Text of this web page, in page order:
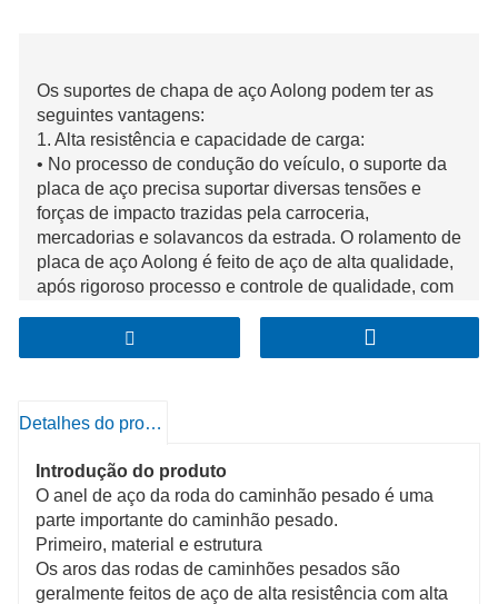
Os suportes de chapa de aço Aolong podem ter as
seguintes vantagens:
1. Alta resistência e capacidade de carga:
• No processo de condução do veículo, o suporte da
placa de aço precisa suportar diversas tensões e
forças de impacto trazidas pela carroceria,
mercadorias e solavancos da estrada. O rolamento de
placa de aço Aolong é feito de aço de alta qualidade,
após rigoroso processo e controle de qualidade, com
veículo, para garantir que no caso de carga pesada
não seja fácil de deformar ou danificar, para garantir o
ou veículos de transporte pesado, este suporte de
importante para garantir o desempenho e a
segurança do veículo.
2. Boa resistência ao desgaste e durabilidade:
3. Tamanho preciso e boa adaptabilidade de
instalação:
Detalhes do produto
Introdução do produto
O anel de aço da roda do caminhão pesado é uma
parte importante do caminhão pesado.
Primeiro, material e estrutura
Os aros das rodas de caminhões pesados ​​​​são
geralmente feitos de aço de alta resistência com alta